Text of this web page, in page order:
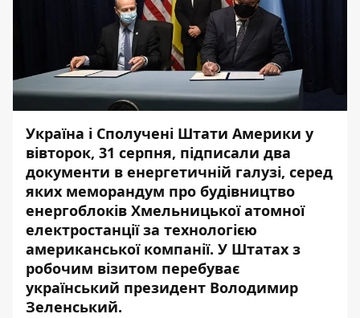
Україна і Сполучені Штати Америки у
вівторок, 31 серпня, підписали два
документи в енергетичній галузі, серед
яких меморандум про будівництво
енергоблоків Хмельницької атомної
електростанції за технологією
американської компанії. У Штатах з
робочим візитом перебуває
український президент Володимир
Зеленський.